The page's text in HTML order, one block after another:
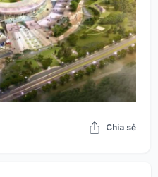
Chia sẻ